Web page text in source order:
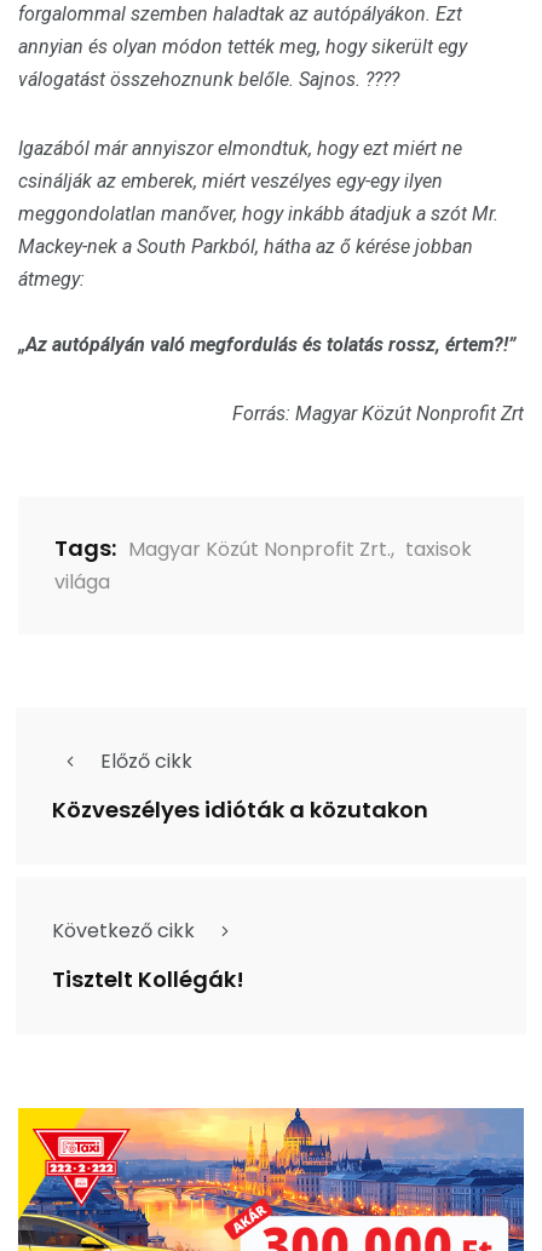
forgalommal szemben haladtak az autópályákon. Ezt
annyian és olyan módon tették meg, hogy sikerült egy
válogatást összehoznunk belőle. Sajnos. ????
Igazából már annyiszor elmondtuk, hogy ezt miért ne
csinálják az emberek, miért veszélyes egy-egy ilyen
meggondolatlan manőver, hogy inkább átadjuk a szót Mr.
Mackey-nek a South Parkból, hátha az ő kérése jobban
átmegy:
„Az autópályán való megfordulás és tolatás rossz, értem?!”
Forrás: Magyar Közút Nonprofit Zrt
Tags: Magyar Közút Nonprofit Zrt., taxisok
világa
Előző cikk
Közveszélyes idióták a közutakon
Következő cikk
Tisztelt Kollégák!